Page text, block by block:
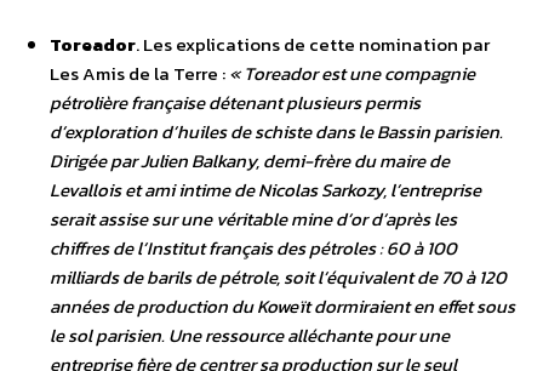
Toreador. Les explications de cette nomination par
Les Amis de la Terre :« Toreador est une compagnie
pétrolière française détenant plusieurs permis
d’exploration d’huiles de schiste dans le Bassin parisien.
Dirigée par Julien Balkany, demi-frère du maire de
Levallois et ami intime de Nicolas Sarkozy, l’entreprise
serait assise sur une véritable mine d’or d’après les
chiffres de l’Institut français des pétroles : 60 à 100
milliards de barils de pétrole, soit l’équivalent de 70 à 120
années de production du Koweït dormiraient en effet sous
le sol parisien. Une ressource alléchante pour une
entreprise fière de centrer sa production sur le seul